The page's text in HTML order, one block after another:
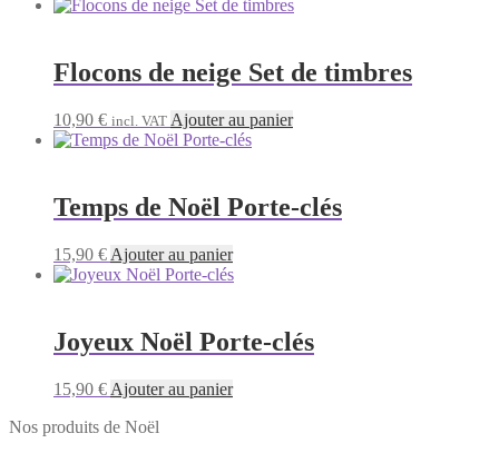
Flocons de neige Set de timbres
10,90 € incl. VAT Ajouter au panier
Temps de Noël Porte-clés
15,90 € Ajouter au panier
Joyeux Noël Porte-clés
15,90 € Ajouter au panier
Nos produits de Noël